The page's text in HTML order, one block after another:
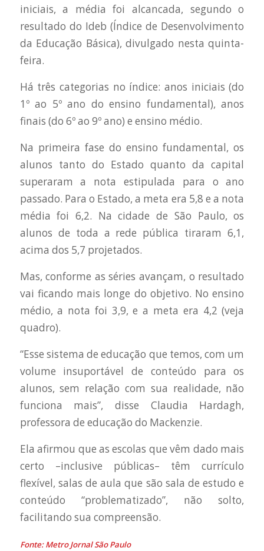
iniciais, a média foi alcancada, segundo o
resultado do Ideb (Índice de Desenvolvimento
da Educação Básica), divulgado nesta quinta-
feira.
Há três categorias no índice: anos iniciais (do
1º ao 5º ano do ensino fundamental), anos
finais (do 6º ao 9º ano) e ensino médio.
Na primeira fase do ensino fundamental, os
alunos tanto do Estado quanto da capital
superaram a nota estipulada para o ano
passado. Para o Estado, a meta era 5,8 e a nota
média foi 6,2. Na cidade de São Paulo, os
alunos de toda a rede pública tiraram 6,1,
acima dos 5,7 projetados.
Mas, conforme as séries avançam, o resultado
vai ficando mais longe do objetivo. No ensino
médio, a nota foi 3,9, e a meta era 4,2 (veja
quadro).
“Esse sistema de educação que temos, com um
volume insuportável de conteúdo para os
alunos, sem relação com sua realidade, não
funciona mais”, disse Claudia Hardagh,
professora de educação do Mackenzie.
Ela afirmou que as escolas que vêm dado mais
certo –inclusive públicas– têm currículo
flexível, salas de aula que são sala de estudo e
conteúdo “problematizado”, não solto,
facilitando sua compreensão.
Fonte: Metro Jornal São Paulo